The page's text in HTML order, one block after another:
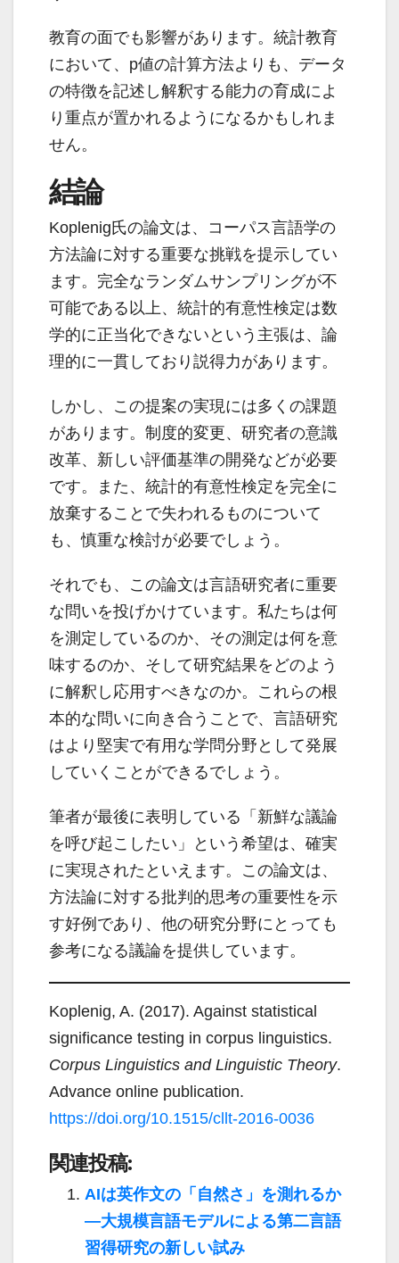
教育の面でも影響があります。統計教育
において、p値の計算方法よりも、データ
の特徴を記述し解釈する能力の育成によ
り重点が置かれるようになるかもしれま
せん。
結論
Koplenig氏の論文は、コーパス言語学の
方法論に対する重要な挑戦を提示してい
ます。完全なランダムサンプリングが不
可能である以上、統計的有意性検定は数
学的に正当化できないという主張は、論
理的に一貫しており説得力があります。
しかし、この提案の実現には多くの課題
があります。制度的変更、研究者の意識
改革、新しい評価基準の開発などが必要
です。また、統計的有意性検定を完全に
放棄することで失われるものについて
も、慎重な検討が必要でしょう。
それでも、この論文は言語研究者に重要
な問いを投げかけています。私たちは何
を測定しているのか、その測定は何を意
味するのか、そして研究結果をどのよう
に解釈し応用すべきなのか。これらの根
本的な問いに向き合うことで、言語研究
はより堅実で有用な学問分野として発展
していくことができるでしょう。
筆者が最後に表明している「新鮮な議論
を呼び起こしたい」という希望は、確実
に実現されたといえます。この論文は、
方法論に対する批判的思考の重要性を示
す好例であり、他の研究分野にとっても
参考になる議論を提供しています。
Koplenig, A. (2017). Against statistical
significance testing in corpus linguistics.
Corpus Linguistics and Linguistic Theory.
Advance online publication.
https://doi.org/10.1515/cllt-2016-0036
関連投稿:
AIは英作文の「自然さ」を測れるか
―大規模言語モデルによる第二言語
習得研究の新しい試み